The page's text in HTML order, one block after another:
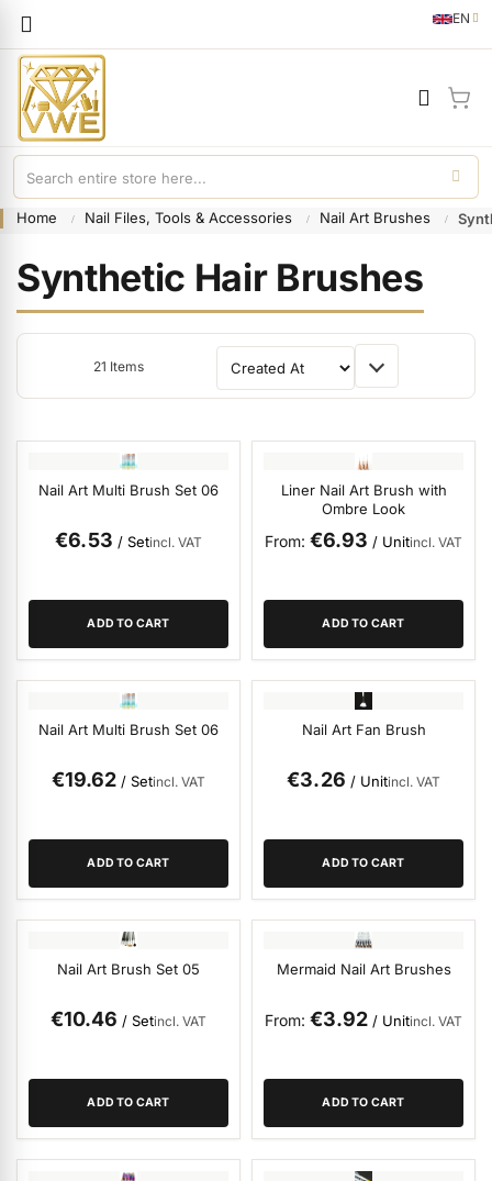
Language
EN
English
My
Christmas Time anzeigen
Gel anzeigen
Colour & Nail Art Gels anzeigen
Nail Polish and Liquids anzeigen
Nail Art anzeigen
Home Nail Files, Tools & Accessories Nail Art Brushes
Synthetic Hair Brushes
21 Items
Sort By
Nail Art Multi Brush Set 06
€6.53 / Setincl. VAT
ADD TO CART
Liner Nail Art Brush with
Ombre Look
From €6.93 / Unitincl. VAT
ADD TO CART
Nail Art Multi Brush Set 06
€19.62 / Setincl. VAT
ADD TO CART
Nail Art Fan Brush
€3.26 / Unitincl. VAT
ADD TO CART
Nail Art Brush Set 05
€10.46 / Setincl. VAT
ADD TO CART
Mermaid Nail Art Brushes
From €3.92 / Unitincl. VAT
ADD TO CART